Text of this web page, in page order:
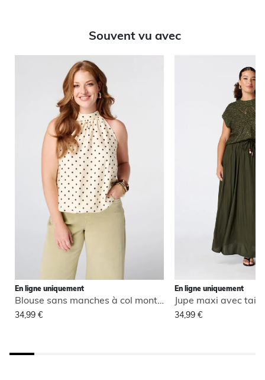
Souvent vu avec
En ligne uniquement
34,99 €
En ligne uniquement
Jupe maxi avec
34,99 €